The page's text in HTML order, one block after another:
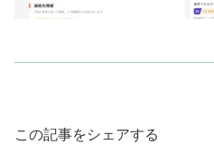
この記事をシェアする